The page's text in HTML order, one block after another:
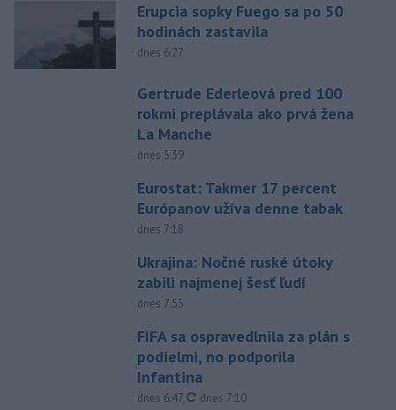
Erupcia sopky Fuego sa po 50
hodinách zastavila
dnes 6:27
Gertrude Ederleová pred 100
rokmi preplávala ako prvá žena
La Manche
dnes 5:39
Eurostat: Takmer 17 percent
Európanov užíva denne tabak
dnes 7:18
Ukrajina: Nočné ruské útoky
zabili najmenej šesť ľudí
dnes 7:55
FIFA sa ospravedlnila za plán s
podielmi, no podporila
Infantina
dnes 6:47, aktualizované
dnes 7:10